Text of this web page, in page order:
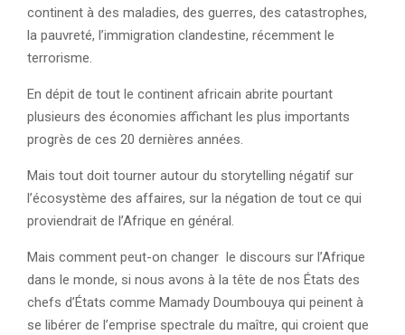
continent à des maladies, des guerres, des catastrophes,
la pauvreté, l’immigration clandestine, récemment le
terrorisme.
En dépit de tout le continent africain abrite pourtant
plusieurs des économies affichant les plus importants
progrès de ces 20 dernières années.
Mais tout doit tourner autour du storytelling négatif sur
l’écosystème des affaires, sur la négation de tout ce qui
proviendrait de l’Afrique en général.
Mais comment peut-on changer le discours sur l’Afrique
dans le monde, si nous avons à la tête de nos États des
chefs d’États comme Mamady Doumbouya qui peinent à
se libérer de l’emprise spectrale du maître, qui croient que